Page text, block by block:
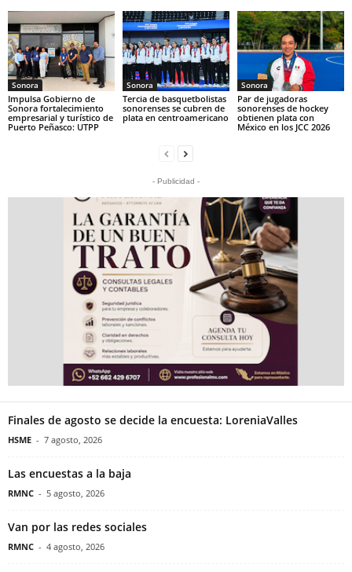
Sonora
Impulsa Gobierno de
Sonora fortalecimiento
empresarial y turístico de
Puerto Peñasco: UTPP
Sonora
Tercia de basquetbolistas
sonorenses se cubren de
plata en centroamericano
Sonora
Par de jugadoras
sonorenses de hockey
obtienen plata con
México en los JCC 2026
- Publicidad -
Finales de agosto se decide la encuesta: LoreniaValles
HSME - 7 agosto, 2026
Las encuestas a la baja
RMNC - 5 agosto, 2026
Van por las redes sociales
RMNC - 4 agosto, 2026